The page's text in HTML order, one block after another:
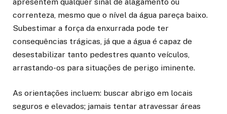
correnteza, mesmo que o nível da água pareça baixo.
Subestimar a força da enxurrada pode ter
consequências trágicas, já que a água é capaz de
desestabilizar tanto pedestres quanto veículos,
arrastando-os para situações de perigo iminente.
As orientações incluem: buscar abrigo em locais
seguros e elevados; jamais tentar atravessar áreas